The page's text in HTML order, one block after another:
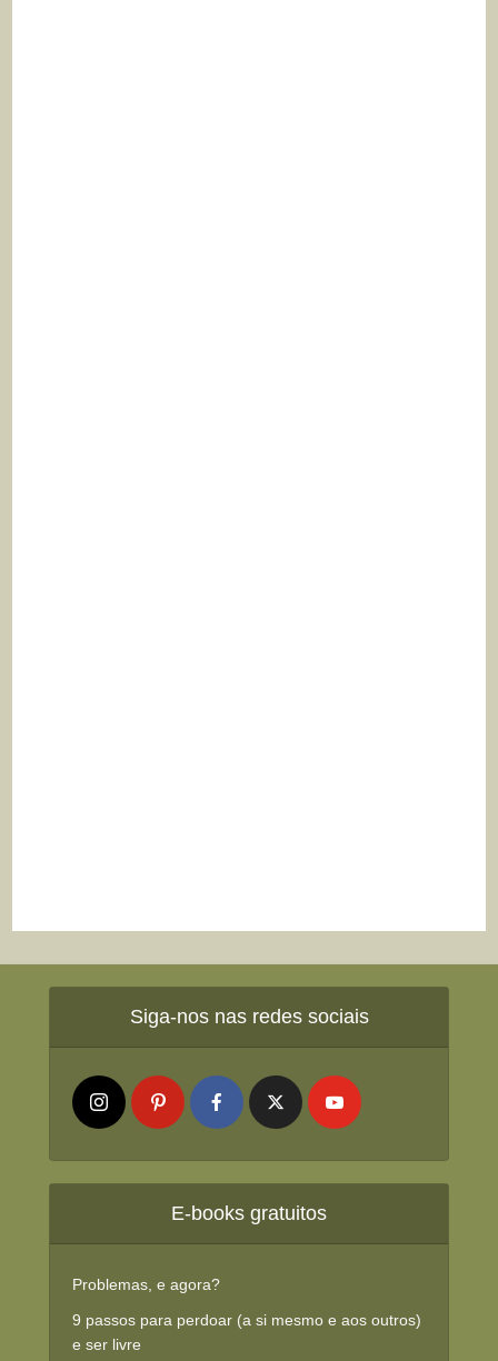
Siga-nos nas redes sociais
E-books gratuitos
Problemas, e agora?
9 passos para perdoar (a si mesmo e aos outros)
e ser livre